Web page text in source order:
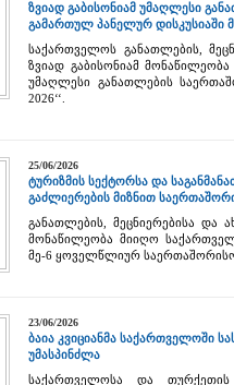
ზვიად გაბისონიამ უმაღლესი
გამართულ პანელურ დისკუსიაში
საქართველოს განათლების,
ზვიად გაბისონიამ
უმაღლესი განათლების
2026‘‘.
25/06/2026
ტურიზმის სექტორსა და
გაძლიერების მიზნით
განათლების, მეცნიერებისა და
მონაწილეობა მიიღო
მე-6 ყოველწლიურ საერთაშორისო
23/06/2026
ბაია კვიციანმა საქართველოში
უმასპინძლა
საქართველოსა და